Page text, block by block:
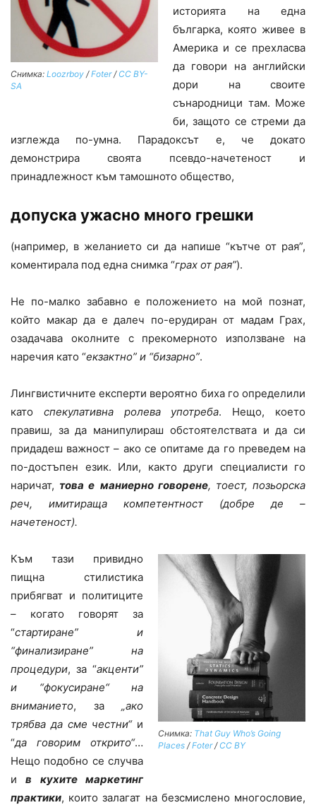
Снимка: Loozrboy /Foter/ CC BY-
SA
историята на една
българка, която живее в
Америка и се прехласва
да говори на английски
дори на своите
сънародници там. Може
би, защото се стреми да
изглежда по-умна. Парадоксът е, че докато
демонстрира своята псевдо-начетеност и
принадлежност към тамошното общество,
допуска ужасно много грешки
(например, в желанието си да напише “кътче от рая”,
коментирала под една снимка “грах от рая”).
Не по-малко забавно е положението на мой познат,
който макар да е далеч по-ерудиран от мадам Грах,
озадачава околните с прекомерното използване на
наречия като “екзактно” и “бизарно”.
Лингвистичните експерти вероятно биха го определили
като спекулативна ролева употреба. Нещо, което
правиш, за да манипулираш обстоятелствата и да си
придадеш важност – ако се опитаме да го преведем на
по-достъпен език. Или, както други специалисти го
наричат, това е маниерно говорене, тоест, позьорска
реч, имитираща компетентност (добре де –
начетеност).
Снимка: That Guy Who’s Going
Places /Foter/ CC BY
Към тази привидно
пищна стилистика
прибягват и политиците
– когато говорят за
“стартиране” и
“финализиране” на
процедури, за “акценти”
и “фокусиране“ на
вниманието, за „ако
трябва да сме честни“и
“да говорим открито“…
Нещо подобно се случва
ив кухите маркетинг
практики, които залагат на безсмислено многословие,